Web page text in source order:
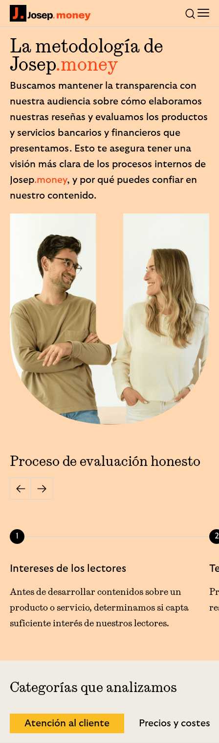
Josep.money Buscar
La metodología de
Josep.money
Buscamos mantener la transparencia con
nuestra audiencia sobre cómo elaboramos
nuestras reseñas y evaluamos los productos
y servicios bancarios y financieros que
presentamos. Esto te asegura tener una
visión más clara de los procesos internos de
Josep.money, y por qué puedes confiar en
nuestro contenido.
Proceso de evaluación honesto
1
Intereses de los lectores
Antes de desarrollar contenidos sobre un
producto o servicio, determinamos si capta
suficiente interés de nuestros lectores.
2
Categorías que analizamos
Atención al cliente Precios y costes